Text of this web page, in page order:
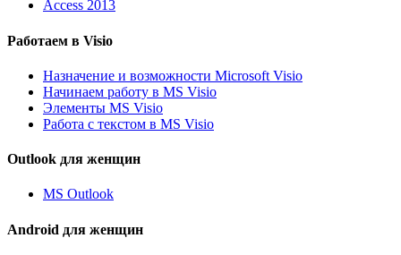
Access 2013
Работаем в Visio
Назначение и возможности Microsoft Visio
Начинаем работу в MS Visio
Элементы MS Visio
Работа с текстом в MS Visio
Outlook для женщин
MS Outlook
Android для женщин